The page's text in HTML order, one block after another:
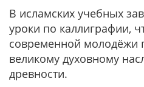
В исламских учебных
уроки по каллиграфии,
современной молодёжи
великому духовному
древности.